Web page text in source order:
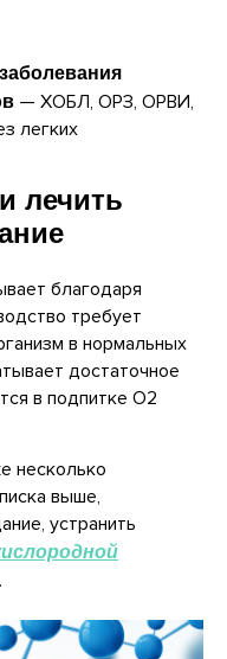
— ХОБЛ, ОРЗ, ОРВИ,
легких
лечить
благодаря
требует
в нормальных
достаточное
в подпитке О2
несколько
выше,
устранить